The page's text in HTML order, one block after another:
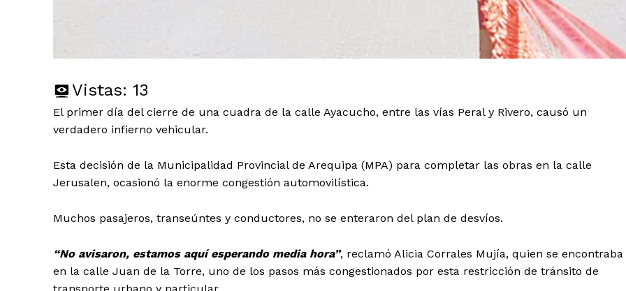
Vistas: 13
El primer día del cierre de una cuadra de la calle Ayacucho, entre las vías Peral y Rivero, causó un
verdadero infierno vehicular.
Esta decisión de la Municipalidad Provincial de Arequipa (MPA) para completar las obras en la calle
Jerusalen, ocasionó la enorme congestión automovilística.
Muchos pasajeros, transeúntes y conductores, no se enteraron del plan de desvíos.
“No avisaron, estamos aquí esperando media hora”, reclamó Alicia Corrales Mujía, quien se encontraba
en la calle Juan de la Torre, uno de los pasos más congestionados por esta restricción de tránsito de
transporte urbano y particular.